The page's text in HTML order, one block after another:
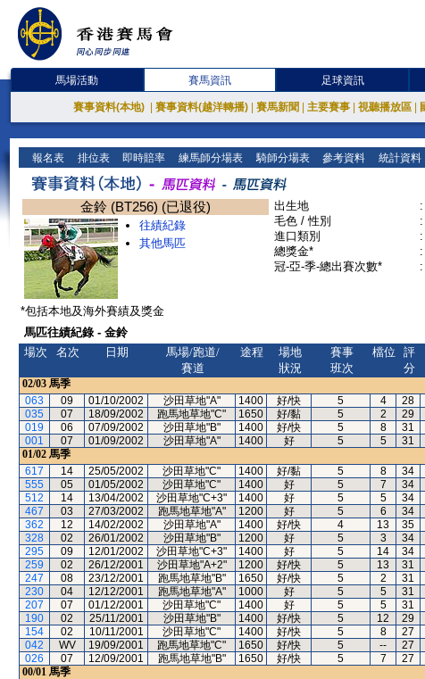
馬場活動 賽馬資訊 足球資訊
賽事資料(本地) 賽事資料(越洋轉播) 賽馬新聞 主要賽事 視聽播放區
報名表 排位表 即時賠率 練馬師分場表 騎師分場表 參考資料 統計資料
金鈴 (BT256) (已退役)
往績紀錄
其他馬匹
出生地 :
毛色 / 性別
:
進口類別
:
總獎金*
:
冠-亞-季-總出賽次數*
:
*包括本地及海外賽績及獎金
馬匹往績紀錄 - 金鈴
場次
名次 日期
馬場/跑道/
賽道
途程
場地
狀況
賽事
班次
檔位
評
分
02/03 馬季
063
09 01/10/2002 沙田草地"A" 1400 好/快 5 4 28
035
07 18/09/2002 跑馬地草地"C" 1650 好/黏 5 2 29
019
06 07/09/2002 沙田草地"B" 1400 好/快 5 8 31
001
07 01/09/2002 沙田草地"A" 1400 好 5 5 31
01/02 馬季
617
14 25/05/2002 沙田草地"C" 1400 好/黏 5 8 34
555
05 01/05/2002 沙田草地"C" 1400 好 5 7 34
512
14 13/04/2002 沙田草地"C+3" 1400 好 5 5 34
467
03 27/03/2002 跑馬地草地"A" 1200 好 5 6 34
362
12 14/02/2002 沙田草地"A" 1400 好/快 4 13 35
328
02 26/01/2002 沙田草地"B" 1200 好 5 3 34
295
09 12/01/2002 沙田草地"C+3" 1400 好 5 14 34
259
02 26/12/2001 沙田草地"A+2" 1200 好/快 5 13 31
247
08 23/12/2001 跑馬地草地"B" 1650 好/快 5 2 31
230
04 12/12/2001 跑馬地草地"A" 1000 好 5 5 31
207
07 01/12/2001 沙田草地"C" 1400 好 5 5 31
190
02 25/11/2001 沙田草地"B" 1400 好/快 5 12 29
154
02 10/11/2001 沙田草地"C" 1400 好/快 5 8 27
042
WV 19/09/2001 跑馬地草地"C" 1650 好/快 5 -- 27
026
07 12/09/2001 跑馬地草地"B" 1650 好/快 5 7 27
00/01 馬季